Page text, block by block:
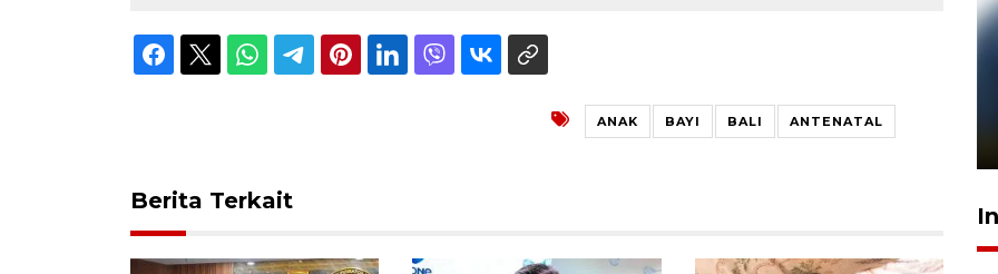
ANAK BAYI BALI ANTENATAL
Berita Terkait
sampai 8 tahan?
1 Juni 2026 05:47